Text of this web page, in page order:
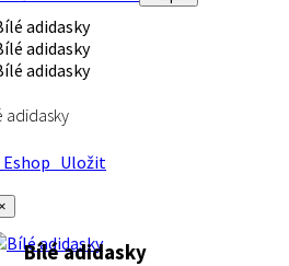
adidasky
Uložit
Bílé adidasky